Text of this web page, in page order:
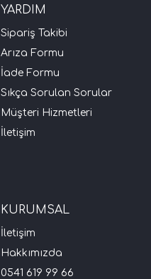
YARDIM
Sipariş Takibi
Arıza Formu
İade Formu
Sıkça Sorulan Sorular
Müşteri Hizmetleri
İletişim
KURUMSAL
İletişim
Hakkımızda
0541 619 99 66